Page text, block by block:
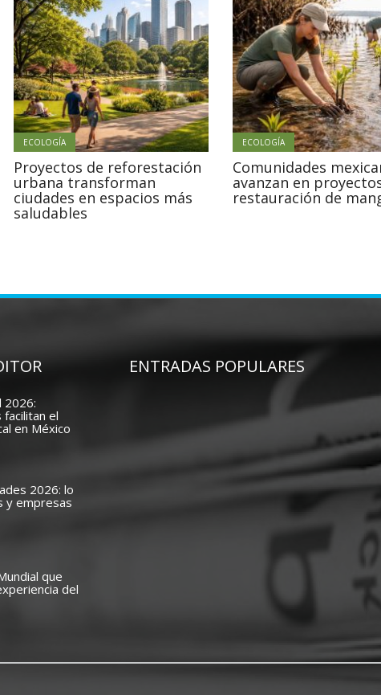
ECOLOGÍA
Proyectos de reforestación
urbana transforman
ciudades en espacios más
saludables
ECOLOGÍA
Comunidades
avanzan en
restauración de
2026:
el
en México
2026: lo
y empresas
que
del
ENTRADAS POPULARES